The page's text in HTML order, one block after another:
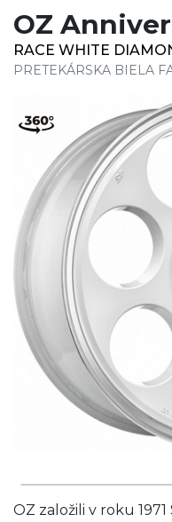
OZ
RACE WHITE
PRETEKÁRSKA BIELA
OZ založili v roku